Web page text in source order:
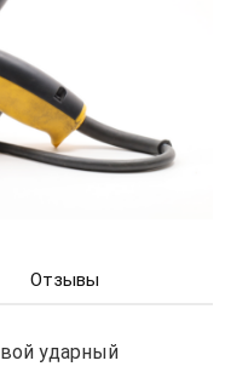
Отзывы
ударный